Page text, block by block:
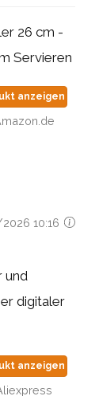
26 cm -
Servieren
anzeigen
10:16
und
digitaler
anzeigen